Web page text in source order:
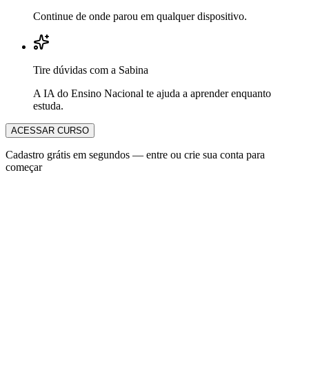
Continue de onde parou em qualquer dispositivo.
Tire dúvidas com a Sabina
A IA do Ensino Nacional te ajuda a aprender enquanto
estuda.
ACESSAR CURSO
Cadastro grátis em segundos — entre ou crie sua conta para
começar